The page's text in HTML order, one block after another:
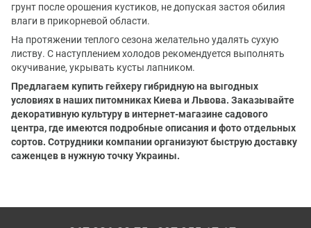
грунт после орошения кустиков, не допуская застоя обилия
влаги в прикорневой области.
На протяжении теплого сезона желательно удалять сухую
листву. С наступлением холодов рекомендуется выполнять
окучивание, укрывать кусты лапником.
Предлагаем купить гейхеру гибридную на выгодных
условиях в наших питомниках Киева и Львова. Заказывайте
декоративную культуру в интернет-магазине садового
центра, где имеются подробные описания и фото отдельных
сортов. Сотрудники компании организуют быструю доставку
саженцев в нужную точку Украины.